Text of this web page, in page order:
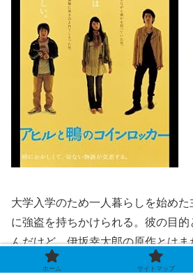
大学入学のため一人暮らしを始めた
に強盗を持ちかけられる。彼の目
んだけど、伊坂幸太郎の原作とは
ホーム サイトマップ